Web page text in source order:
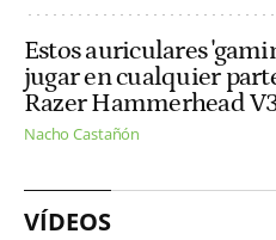
Estos auriculares
jugar en cualquier
Razer Hammerhead
Nacho Castañón
VÍDEOS